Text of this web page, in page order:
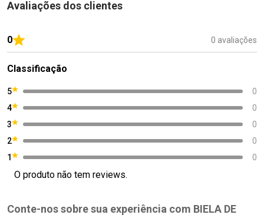
Avaliações dos clientes
0 0 avaliações
Classificação
5
0
4
0
3
0
2
0
1
0
O produto não tem reviews.
Conte-nos sobre sua experiência com BIELA DE